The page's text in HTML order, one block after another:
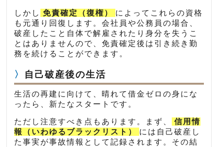
しかし 免責確定（復権）
によってこれらの資格
も元通り回復します。会社員や公務員の場合、
破産したこと自体で解雇されたり身分を失うこ
とはありませんので、免責確定後は引き続き勤
務を続けることができます。
自己破産後の生活
生活の再建に向けて、晴れて借金ゼロの身にな
ったら、新たなスタートです。
ただし注意すべき点もあります。まず、
信用情
報（いわゆるブラックリスト）
には自己破産し
た事実が事故情報として記録されます。その結